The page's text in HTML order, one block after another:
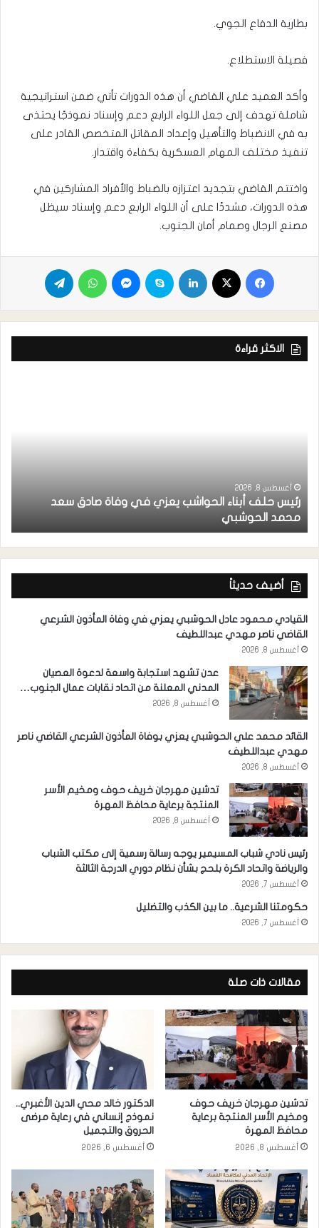
بطارية الدفاع الجوي.
فصيلة الاستطلاع.
وأكد العميد علي القاضي أن هذه الدورات تأتي ضمن استراتيجية
شاملة تهدف إلى جعل اللواء الرابع دعم وإسناد نموذجًا يحتذى
به في الانضباط والتأهيل وإعداد المقاتل المتخصص القادر على
تنفيذ مختلف المهام العسكرية بكفاءة واقتدار.
واختتم القاضي بتجديد اعتزازه بالضباط والأفراد المشاركين في
هذه الدورات، مشددًا على أن اللواء الرابع دعم وإسناد سيظل
مصنع الرجال وصمام أمان الجنوب.
الاكثر قراءة
أغسطس 8, 2026
رئيس حلف أبناء الحواشب يعزي في وفاة صادق سعد
محمد الحوشبي
أضيف حديثاً
القيادي محمود عادل الحوشبي يعزي في وفاة المأذون الشرعي
القاضي ناصر مهدي عبداللطيف
أغسطس 8, 2026
عدن تشهد استجابة واسعة لدعوة العصيان
المدني المعلنة من اتحاد نقابات عمال الجنوب…
أغسطس 8, 2026
القائد محمد علي الحوشبي يعزي بوفاة المأذون الشرعي القاضي ناصر
مهدي عبداللطيف
أغسطس 8, 2026
تدشين مهرجان خريف حوف ومخيم الأسر
المنتجة برعاية محافظ المهرة
أغسطس 8, 2026
رئيس نادي شباب المسيمير يوجه رسالة رسمية إلى مكتب الشباب
والرياضة واتحاد الكرة بلحج بشأن نظام دوري الدرجة الثالثة
أغسطس 7, 2026
حكومتنا الشرعية.. ما بين الكذب والتضليل
أغسطس 7, 2026
مقالات ذات صلة
تدشين مهرجان خريف حوف
ومخيم الأسر المنتجة برعاية
محافظ المهرة
أغسطس 8, 2026
الدكتور خالد محي الدين الأغبري..
نموذج إنساني في رعاية مرضى
الحروق والتجميل
أغسطس 6, 2026